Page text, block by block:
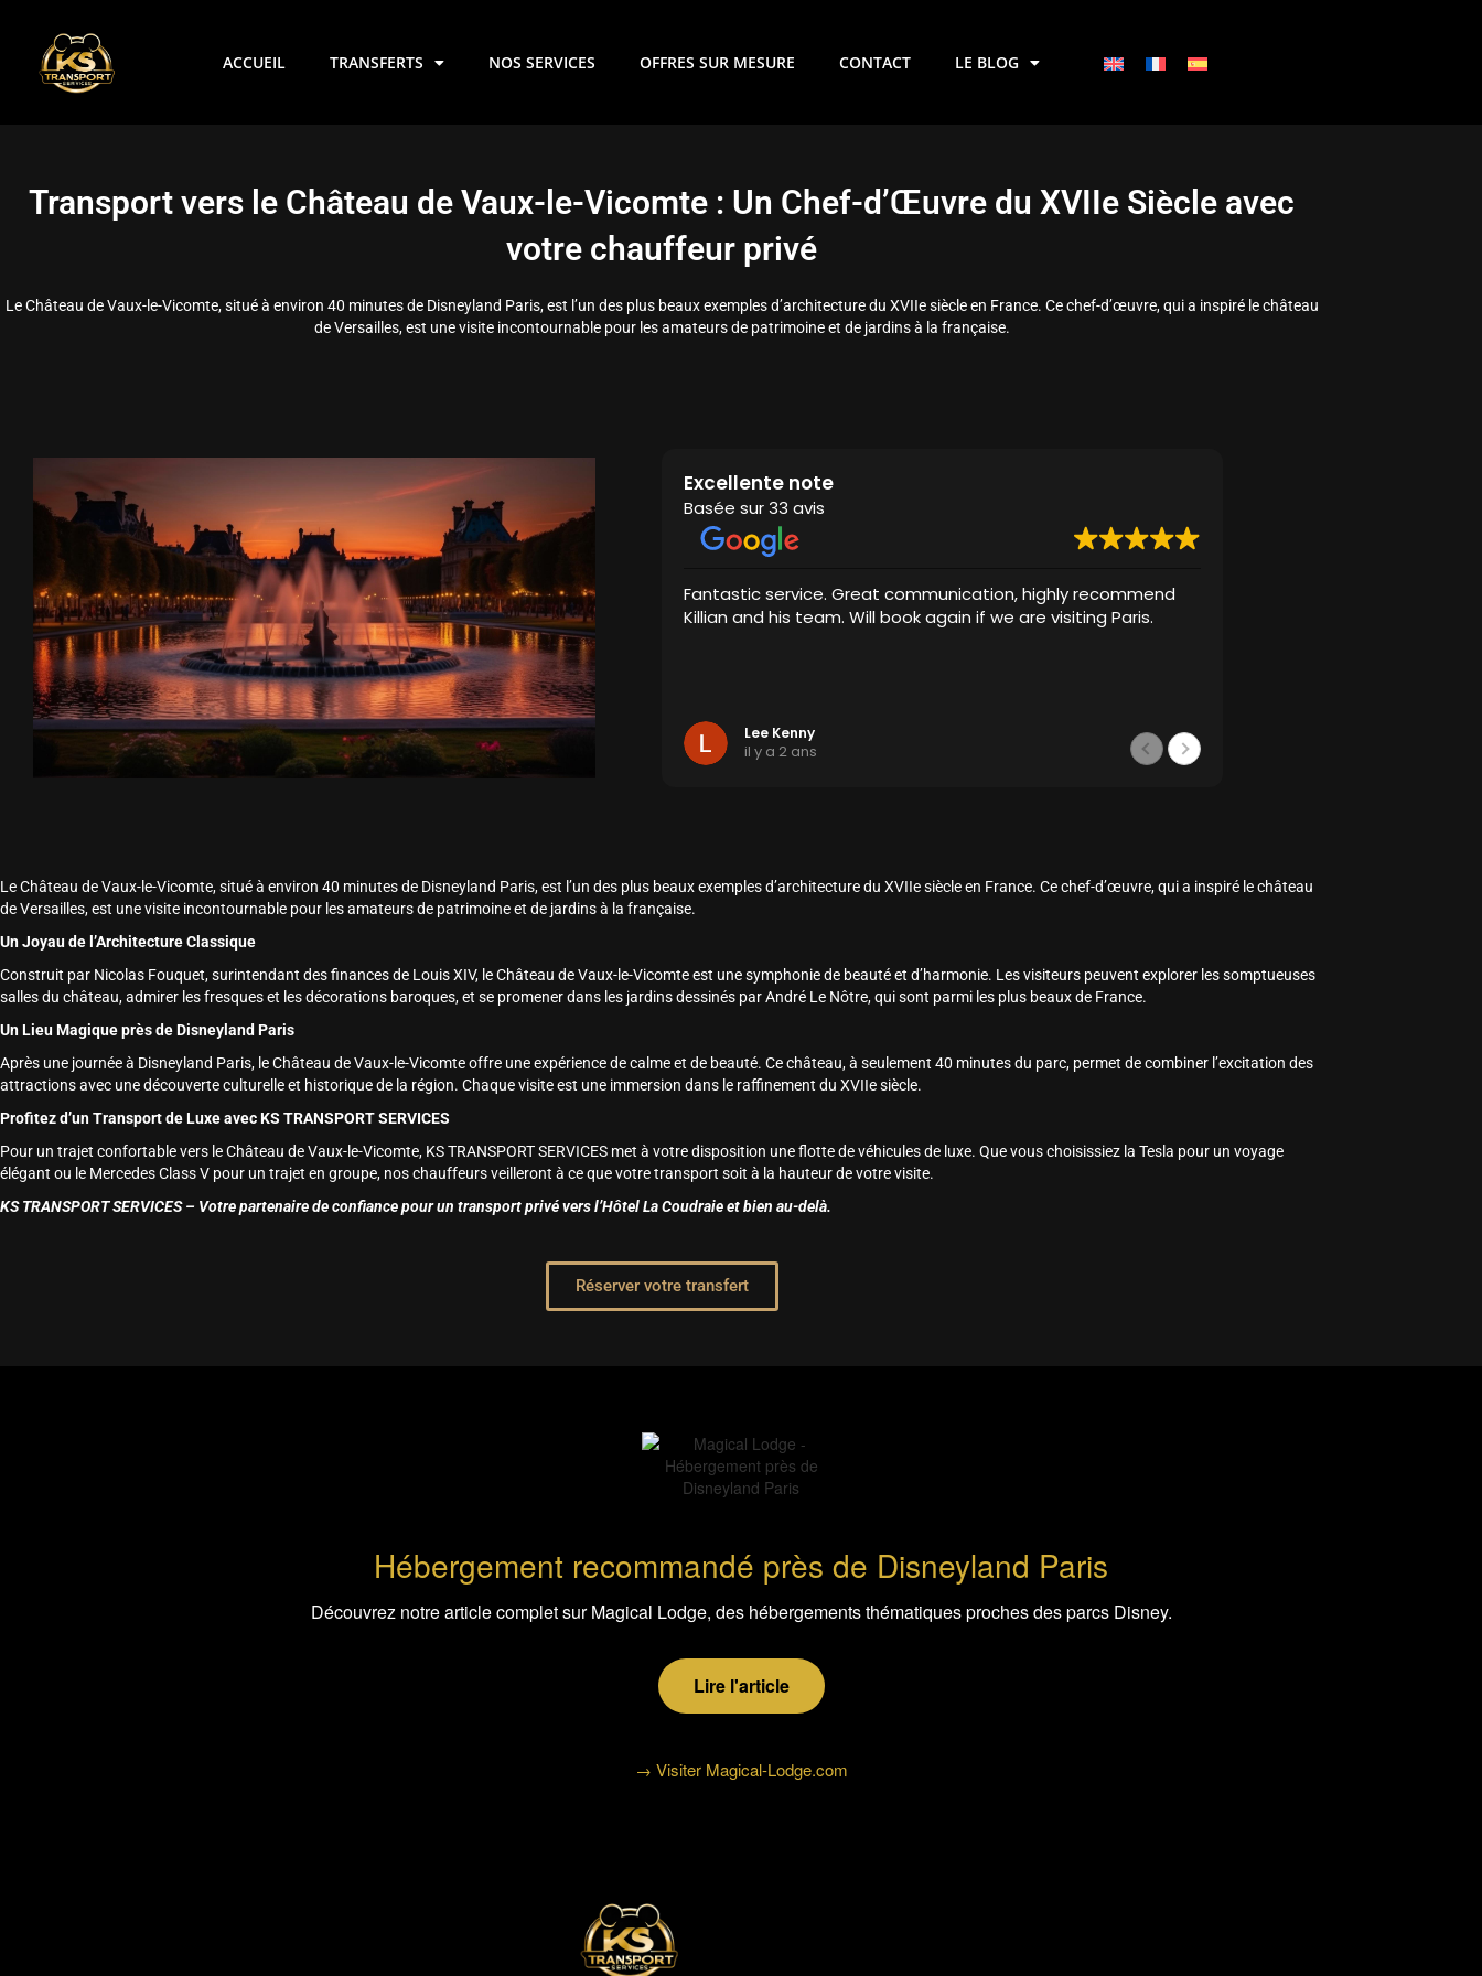
contenu
ACCUEIL TRANSFERTS NOS SERVICES OFFRES SUR MESURE CONTACT LE BLOG
Transport vers le Château de Vaux-le-Vicomte : Un Chef-d’Œuvre du XVIIe Siècle avec
votre chauffeur privé
Le Château de Vaux-le-Vicomte, situé à environ 40 minutes de Disneyland Paris, est l’un des plus beaux exemples d’architecture du XVIIe siècle en France. Ce chef-d’œuvre, qui a inspiré le château
de Versailles, est une visite incontournable pour les amateurs de patrimoine et de jardins à la française.
Excellente note
Basée sur 33 avis
Fantastic service. Great communication, highly recommend
Killian and his team. Will book again if we are visiting Paris.
Lee Kenny
il y a 2 ans
Le Château de Vaux-le-Vicomte, situé à environ 40 minutes de Disneyland Paris, est l’un des plus beaux exemples d’architecture du XVIIe siècle en France. Ce chef-d’œuvre, qui a inspiré le château
de Versailles, est une visite incontournable pour les amateurs de patrimoine et de jardins à la française.
Un Joyau de l’Architecture Classique
Construit par Nicolas Fouquet, surintendant des finances de Louis XIV, le Château de Vaux-le-Vicomte est une symphonie de beauté et d’harmonie. Les visiteurs peuvent explorer les somptueuses
salles du château, admirer les fresques et les décorations baroques, et se promener dans les jardins dessinés par André Le Nôtre, qui sont parmi les plus beaux de France.
Un Lieu Magique près de Disneyland Paris
Après une journée à Disneyland Paris, le Château de Vaux-le-Vicomte offre une expérience de calme et de beauté. Ce château, à seulement 40 minutes du parc, permet de combiner l’excitation des
attractions avec une découverte culturelle et historique de la région. Chaque visite est une immersion dans le raffinement du XVIIe siècle.
Profitez d’un Transport de Luxe avec KS TRANSPORT SERVICES
Pour un trajet confortable vers le Château de Vaux-le-Vicomte, KS TRANSPORT SERVICES met à votre disposition une flotte de véhicules de luxe. Que vous choisissiez la Tesla pour un voyage
élégant ou le Mercedes Class V pour un trajet en groupe, nos chauffeurs veilleront à ce que votre transport soit à la hauteur de votre visite.
KS TRANSPORT SERVICES – Votre partenaire de confiance pour un transport privé vers l’Hôtel La Coudraie et bien au-delà.
Réserver votre transfert
Hébergement recommandé près de Disneyland Paris
Découvrez notre article complet sur Magical Lodge, des hébergements thématiques proches des parcs Disney.
Lire l'article
→ Visiter Magical-Lodge.com